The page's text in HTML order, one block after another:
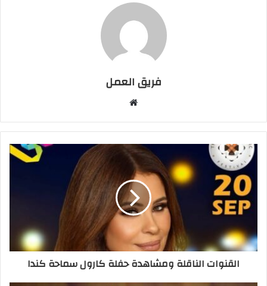
فريق العمل
القنوات الناقلة ومشاهدة حفلة كارول سماحة كندا